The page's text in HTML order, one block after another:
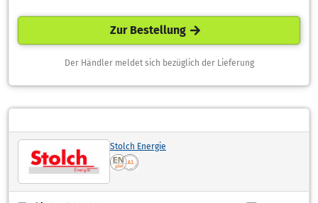
Zur Bestellung
Der Händler meldet sich bezüglich der Lieferung
Stolch Energie